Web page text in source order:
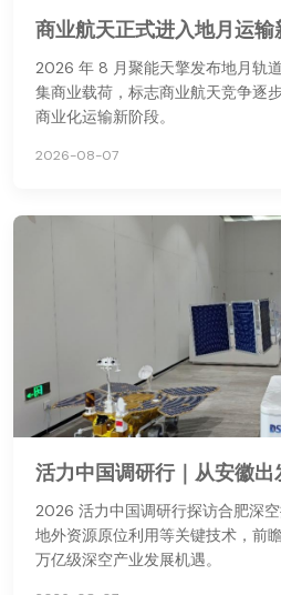
商业航天正式进入地月运输
2026 年 8 月聚能天擎发布地月轨
集商业载荷，标志商业航天竞争逐
商业化运输新阶段。
2026-08-07
活力中国调研行｜从安徽出
2026 活力中国调研行探访合肥深
地外资源原位利用等关键技术，前
万亿级深空产业发展机遇。